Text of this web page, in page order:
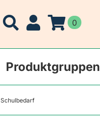
0
Produktgruppen
Schulbedarf